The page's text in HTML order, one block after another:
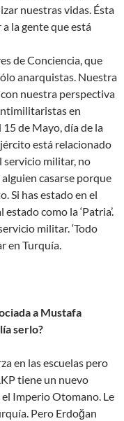
nuestras vidas. Ésta
la gente que está
de Conciencia, que
anarquistas. Nuestra
nuestra perspectiva
en
de Mayo, día de la
está relacionado
servicio militar, no
casarse porque
Si has estado en el
estado como la ‘Patria’.
militar. ‘Todo
en Turquía.
a Mustafa
serlo?
en las escuelas pero
tiene un nuevo
Imperio Otomano. Le
Pero Erdoğan